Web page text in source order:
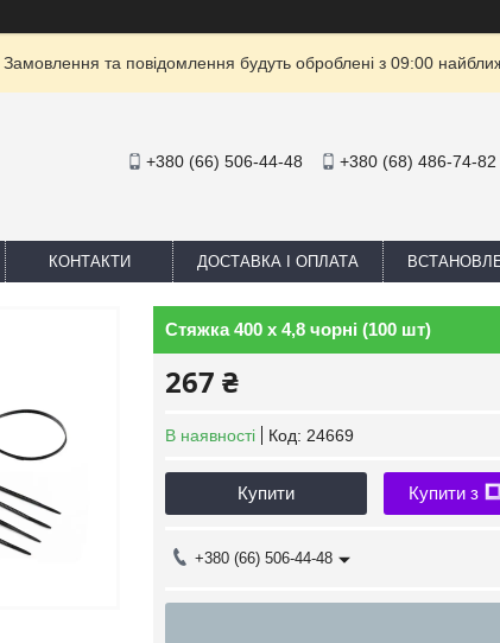
та повідомлення будуть оброблені з 09:00
+380 (66) 506-44-48 +380 (68) 486-74-82
КОНТАКТИ ДОСТАВКА І ОПЛАТА
Стяжка 400 х 4,8 чорні (100 шт)
267 ₴
В наявності Код: 24669
Купити Купити з
+380 (66) 506-44-48